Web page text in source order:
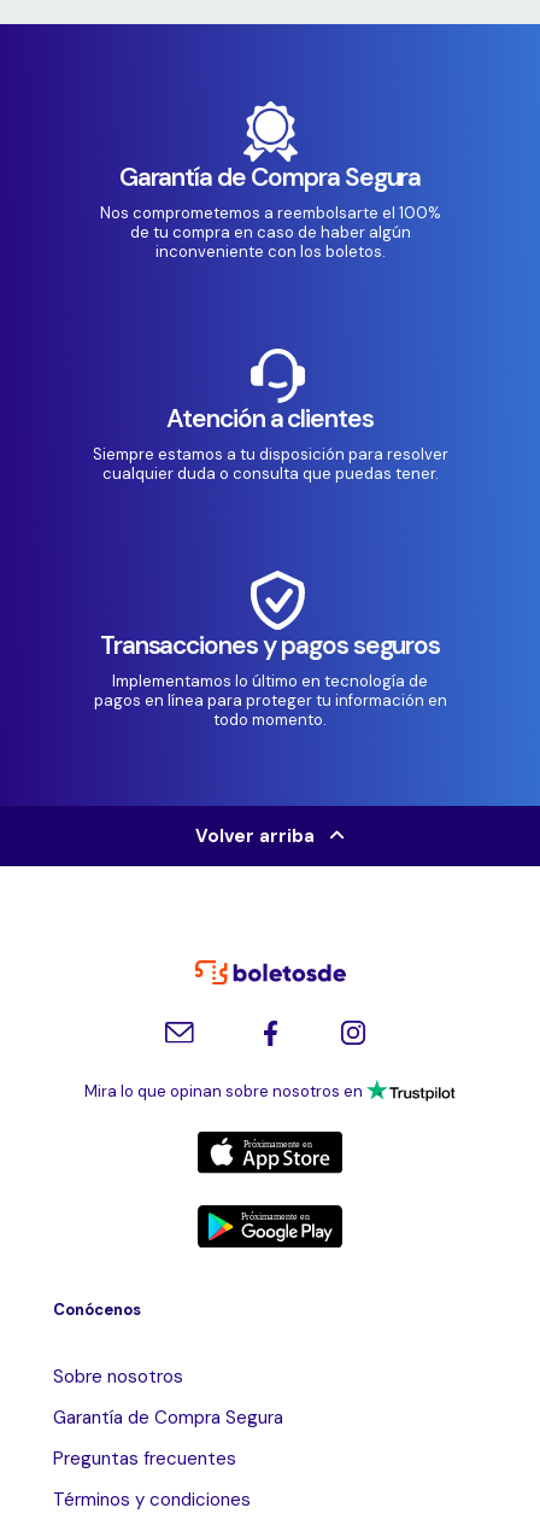
Garantía de Compra Segura
Nos comprometemos a reembolsarte el 100%
de tu compra en caso de haber algún
inconveniente con los boletos.
Atención a clientes
Siempre estamos a tu disposición para resolver
cualquier duda o consulta que puedas tener.
Transacciones y pagos seguros
Implementamos lo último en tecnología de
pagos en línea para proteger tu información en
todo momento.
Volver arriba
Mira lo que opinan sobre nosotros en
Conócenos
Sobre nosotros
Garantía de Compra Segura
Preguntas frecuentes
Términos y condiciones